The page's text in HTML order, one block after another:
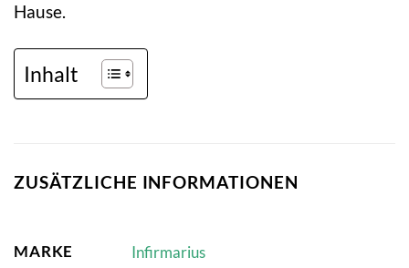
Hause.
Inhalt
ZUSÄTZLICHE INFORMATIONEN
MARKE Infirmarius